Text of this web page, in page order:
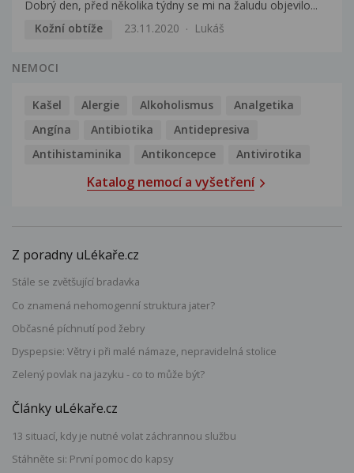
Dobrý den, před několika týdny se mi na žaludu objevilo...
Kožní obtíže
23.11.2020 Lukáš
NEMOCI
Kašel Alergie Alkoholismus
Analgetika
Angína
Antibiotika
Antidepresiva
Antihistaminika
Antikoncepce Antivirotika
Katalog nemocí a vyšetření
Z poradny uLékaře.cz
Stále se zvětšující bradavka
Co znamená nehomogenní struktura jater?
Občasné píchnutí pod žebry
Dyspepsie: Větry i při malé námaze, nepravidelná stolice
Zelený povlak na jazyku - co to může být?
Články uLékaře.cz
13 situací, kdy je nutné volat záchrannou službu
Stáhněte si: První pomoc do kapsy